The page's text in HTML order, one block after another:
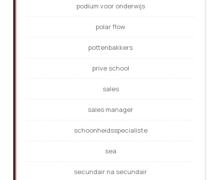
podium voor onderwijs
polar flow
pottenbakkers
prive school
sales
sales manager
schoonheidsspecialiste
sea
secundair na secundair